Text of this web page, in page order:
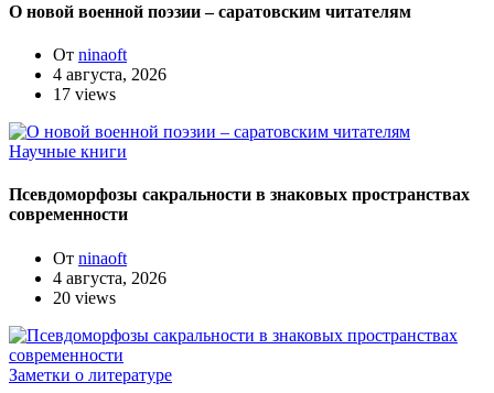
О новой военной поэзии – саратовским читателям
От ninaoft
4 августа, 2026
17 views
Научные книги
Псевдоморфозы сакральности в знаковых пространствах
современности
От ninaoft
4 августа, 2026
20 views
Заметки о литературе